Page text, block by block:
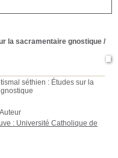
la sacramentaire gnostique /
séthien : Études sur la
: Université Catholique de